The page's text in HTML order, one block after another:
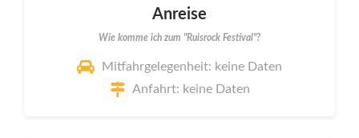
Anreise
Wie komme ich zum "Ruisrock Festival"?
Mitfahrgelegenheit: keine Daten
Anfahrt: keine Daten